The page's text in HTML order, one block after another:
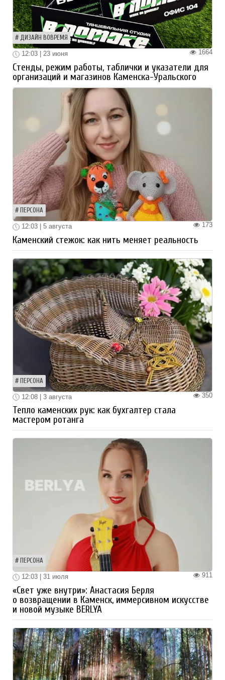
ДИЗАЙН ВОВРЕМЯ
1664
12:03 | 23 июня
Стенды, режим работы, таблички и указатели для
организаций и магазинов Каменска-Уральского
ПЕРСОНА
173
12:03 | 5 августа
Каменский стежок: как нить меняет реальность
ПЕРСОНА
350
12:08 | 3 августа
Тепло каменских рук: как бухгалтер стала
мастером ротанга
ПЕРСОНА
911
12:03 | 31 июля
«Свет уже внутри»: Анастасия Берля
о возвращении в Каменск, иммерсивном искусстве
и новой музыке BERLYA